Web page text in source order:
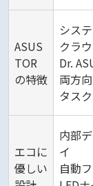
ASUS
TOR
の特徴
シス
クラ
Dr.
両方
タス
エコに
優しい
内部
イ
自動